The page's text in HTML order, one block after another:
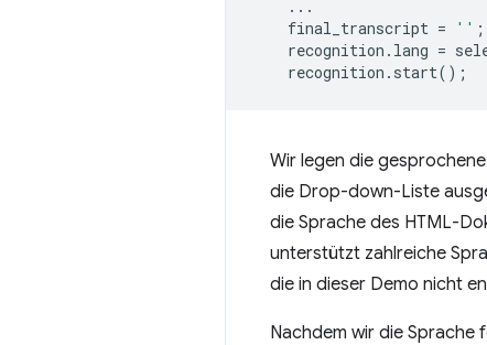
...
final_transcript = '' ;
recognition . lang =
recognition . start();
Wir legen die
die Drop-down-Liste
die Sprache des HTML-
unterstützt zahlreiche
die in dieser Demo nicht
Nachdem wir die